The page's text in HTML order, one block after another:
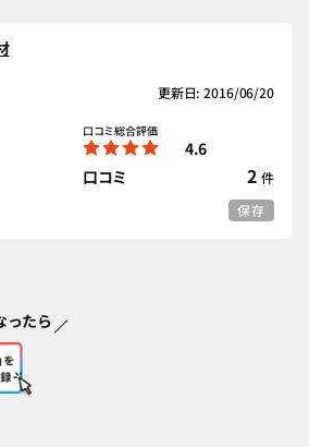
更新日: 2016/06/20
口コミ総合評価
4.6
口コミ
2 件
保存
ったら